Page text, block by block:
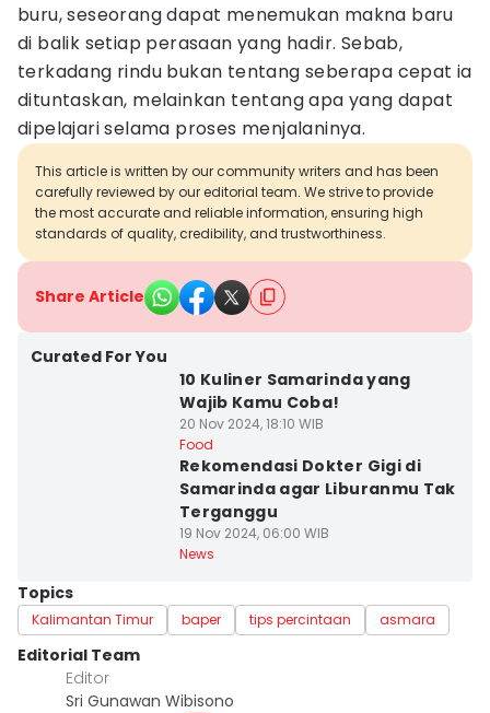
buru, seseorang dapat menemukan makna baru
di balik setiap perasaan yang hadir. Sebab,
terkadang rindu bukan tentang seberapa cepat ia
dituntaskan, melainkan tentang apa yang dapat
dipelajari selama proses menjalaninya.
This article is written by our community writers and has been
carefully reviewed by our editorial team. We strive to provide
the most accurate and reliable information, ensuring high
standards of quality, credibility, and trustworthiness.
Share Article
Curated For You
10 Kuliner Samarinda yang
Wajib Kamu Coba!
20 Nov 2024, 18:10 WIB
Food
Rekomendasi Dokter Gigi di
Samarinda agar Liburanmu Tak
Terganggu
19 Nov 2024, 06:00 WIB
News
Topics
Kalimantan Timur baper tips percintaan asmara
Editorial Team
Editor
Sri Gunawan Wibisono